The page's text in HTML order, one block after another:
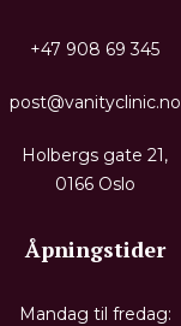
+47 908 69 345
post@vanityclinic.no
Holbergs gate 21,
0166 Oslo
Åpningstider
Mandag til fredag: